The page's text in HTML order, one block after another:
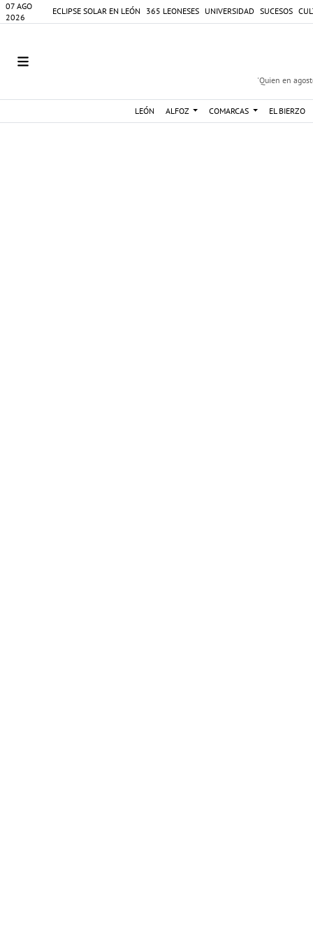
07 AGO
2026
ECLIPSE SOLAR EN LEÓN 365 LEONESES UNIVERSIDAD SUCESOS
'Quien en
LEÓN ALFOZ COMARCAS EL BIERZO